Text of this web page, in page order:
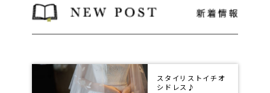
スタイリストイチオ
シドレス♪